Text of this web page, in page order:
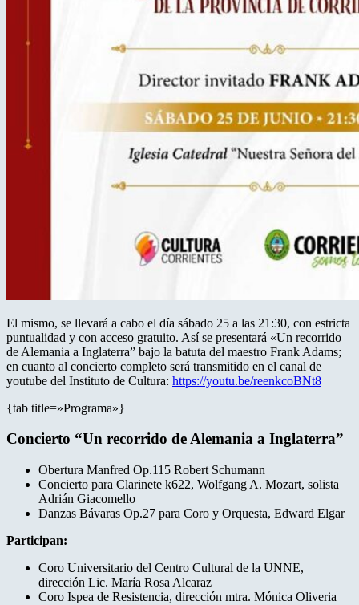
El mismo, se llevará a cabo el día sábado 25 a las 21:30, con estricta
puntualidad y con acceso gratuito. Así se presentará «Un recorrido
de Alemania a Inglaterra” bajo la batuta del maestro Frank Adams;
en cuanto al concierto completo será transmitido en el canal de
youtube del Instituto de Cultura: https://youtu.be/reenkcoBNt8
{tab title=»Programa»}
Concierto “Un recorrido de Alemania a Inglaterra”
Obertura Manfred Op.115 Robert Schumann
Concierto para Clarinete k622, Wolfgang A. Mozart, solista
Adrián Giacomello
Danzas Bávaras Op.27 para Coro y Orquesta, Edward Elgar
Participan:
Coro Universitario del Centro Cultural de la UNNE,
dirección Lic. María Rosa Alcaraz
Coro Ispea de Resistencia, dirección mtra. Mónica Oliveria